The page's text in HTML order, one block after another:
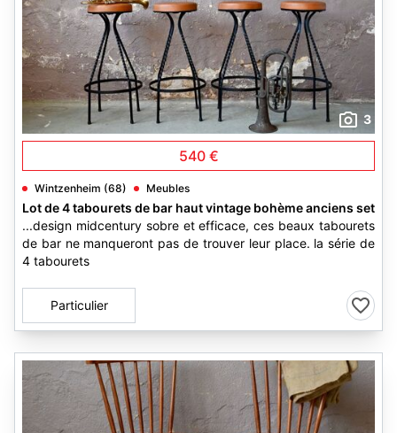
3
540 €
Wintzenheim (68) Meubles
Lot de 4 tabourets de bar haut vintage bohème anciens set
...design midcentury sobre et efficace, ces beaux tabourets
de bar ne manqueront pas de trouver leur place. la série de
4 tabourets
Particulier